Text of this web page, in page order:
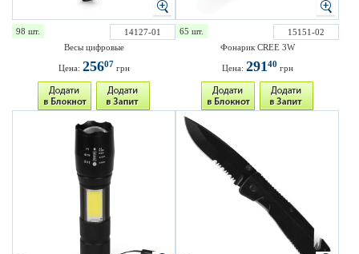
98 шт.
14127-01
Весы цифровые
Цена: 25607 грн
65 шт.
15151-02
Фонарик CREE 3W
Цена: 29140 грн